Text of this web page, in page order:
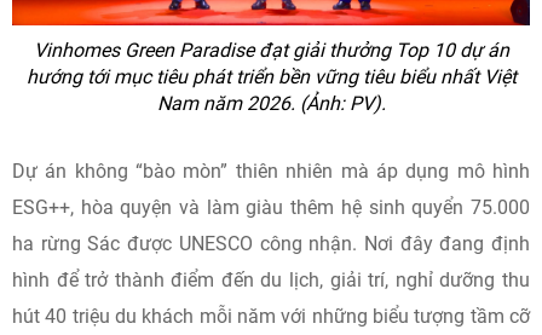
Vinhomes Green Paradise đạt giải thưởng Top 10 dự án
hướng tới mục tiêu phát triển bền vững tiêu biểu nhất Việt
Nam năm 2026. (Ảnh: PV).
Dự án không “bào mòn” thiên nhiên mà áp dụng mô hình
ESG++, hòa quyện và làm giàu thêm hệ sinh quyển 75.000
ha rừng Sác được UNESCO công nhận. Nơi đây đang định
hình để trở thành điểm đến du lịch, giải trí, nghỉ dưỡng thu
hút 40 triệu du khách mỗi năm với những biểu tượng tầm cỡ